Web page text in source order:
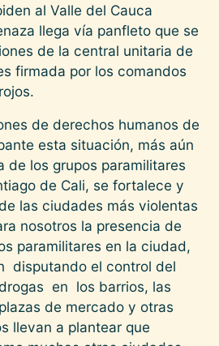
al Valle del Cauca
llega vía panfleto que se
de la central unitaria de
firmada por los comandos
de derechos humanos de
esta situación, más aún
de los grupos paramilitares
de Cali, se fortalece y
las ciudades más violentas
nosotros la presencia de
paramilitares en la ciudad,
disputando el control del
en los barrios, las
de mercado y otras
llevan a plantear que